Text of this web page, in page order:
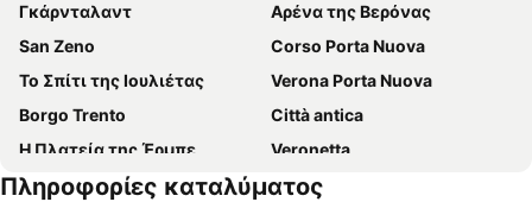
Γκάρνταλαντ
Αρένα της Βερόνας
San Zeno
Corso Porta Nuova
Το Σπίτι της Ιουλιέτας
Verona Porta Nuova
Borgo Trento
Città antica
Η Πλατεία της Έρμπε
Veronetta
Porta Nuova
Το Κάστρο του Μαλκεσίν
Πληροφορίες καταλύματος